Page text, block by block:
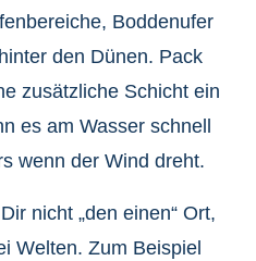
Boddenufer
den Dünen. Pack
zusätzliche Schicht ein
es am Wasser schnell
wenn der Wind dreht.
nicht „den einen“ Ort,
Welten. Zum Beispiel